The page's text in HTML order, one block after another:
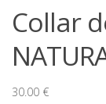
Collar
30.00 €